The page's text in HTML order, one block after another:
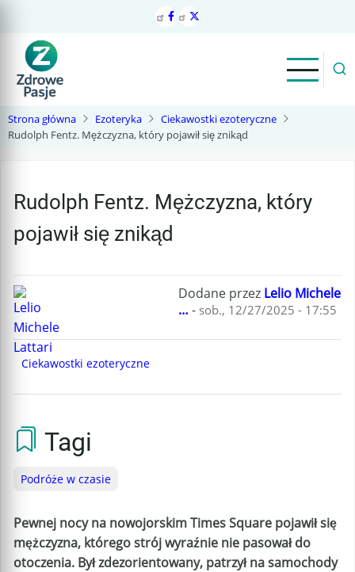
treści
Strona główna Ezoteryka
Ciekawostki ezoteryczne
Rudolph Fentz. Mężczyzna, który pojawił się znikąd
Rudolph Fentz. Mężczyzna, który
pojawił się znikąd
Dodane przez Lelio Michele
… - sob., 12/27/2025 - 17:55
Ciekawostki ezoteryczne
Tagi
Podróże w czasie
Pewnej nocy na nowojorskim Times Square pojawił się
mężczyzna, którego strój wyraźnie nie pasował do
otoczenia. Był zdezorientowany, patrzył na samochody